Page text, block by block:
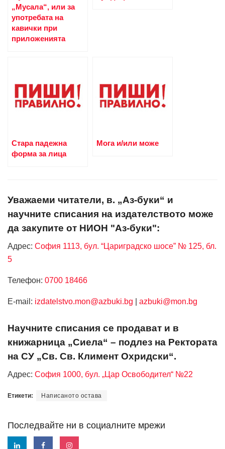
„Мусала“, или за
употребата на
кавички при
приложенията
Стара падежна
форма за лица
Мога и/или може
Уважаеми читатели, в. „Аз-буки“ и
научните списания на издателството може
да закупите от НИОН "Аз-буки":
Адрес: София 1113, бул. “Цариградско шосе” № 125, бл.
5
Телефон: 0700 18466
Е-mail: izdatelstvo.mon@azbuki.bg azbuki@mon.bg
Научните списания се продават и в
книжарница „Сиела“ – подлез на Ректората
на СУ „Св. Св. Климент Охридски“.
Адрес: София 1000, бул. „Цар Освободител“ №22
Етикети: Написаното остава
Последвайте ни в социалните мрежи